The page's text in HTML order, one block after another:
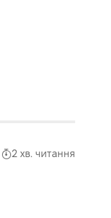
2 хв. читання